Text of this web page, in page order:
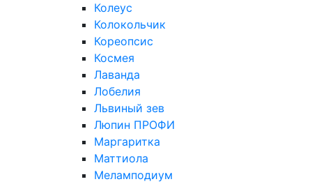
Колеус
Колокольчик
Кореопсис
Космея
Лаванда
Лобелия
Львиный зев
Люпин ПРОФИ
Маргаритка
Маттиола
Меламподиум